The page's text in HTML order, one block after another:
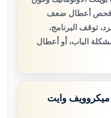
مع فحص أعطال ضعف
توقف البرنامج،
الباب، أو أعطال
ميكروويف وايت